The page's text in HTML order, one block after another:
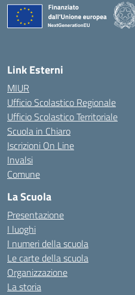
Link Esterni
MIUR
Ufficio Scolastico Regionale
Ufficio Scolastico Territoriale
Scuola in Chiaro
Iscrizioni On Line
Invalsi
Comune
La Scuola
Presentazione
I luoghi
I numeri della scuola
Le carte della scuola
Organizzazione
La storia